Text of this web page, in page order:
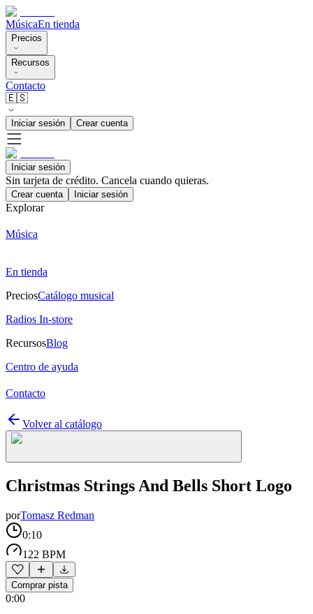
MúsicaEn tienda
Precios
Recursos
Contacto
🇪🇸
Iniciar sesión Crear cuenta
Iniciar sesión
Sin tarjeta de crédito. Cancela cuando quieras.
Crear cuenta Iniciar sesión
Explorar
Música
En tienda
PreciosCatálogo musical
Radios In-store
RecursosBlog
Centro de ayuda
Contacto
Volver al catálogo
Christmas Strings And Bells Short Logo
porTomasz Redman
0:10
122 BPM
Comprar pista
0:00